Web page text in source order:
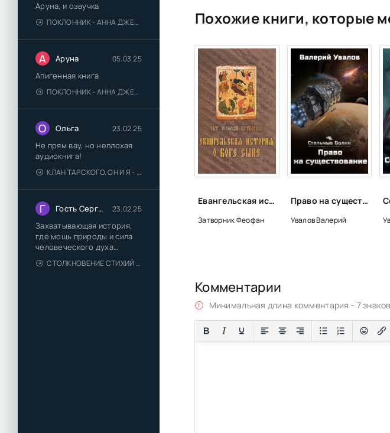
Аруна, и озвучка
ПОКЛОННИК - АННА ДЖЕЙН
А Аруна 05.03.25
Апигенная книга
ПОКЛОННИК - АННА ДЖЕЙН
О Ольга 23.02.25
Не прям вау, но неплохая
аудиокнига!
КЛАН ТАРСКОГО. ОН И Я - ЕЛЕНА ТОДОРОВА (1)
Г Гость Сергей 23.02.25
Захватывающая история,
где мощь природы и сила
человеческого духа
сплетаются в напряжённый
и
СТОЛКНОВЕНИЕ СТИХИЙ - ВАЛЕРИЙ ГУМИНСКИЙ
Похожие книги, которые
Евангельская история о Боге Сыне - Феофан Затворник
Затворник Феофан
Право на существование - Валерий Увалов
Увалов Валерий
Комментарии
Минимальная длина комментария - 7